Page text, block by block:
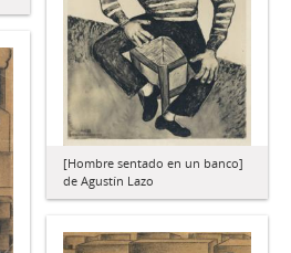
[Hombre sentado en un banco]
de Agustín Lazo